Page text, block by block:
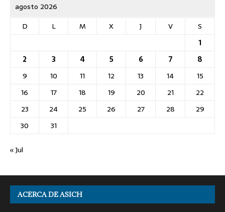
agosto 2026
D
L M X J V
S
1
2
3 4 5 6 7
8
9
10 11 12 13 14
15
16
17 18 19 20 21
22
23
24 25 26 27 28
29
30
31
« Jul
ACERCA DE ASICH